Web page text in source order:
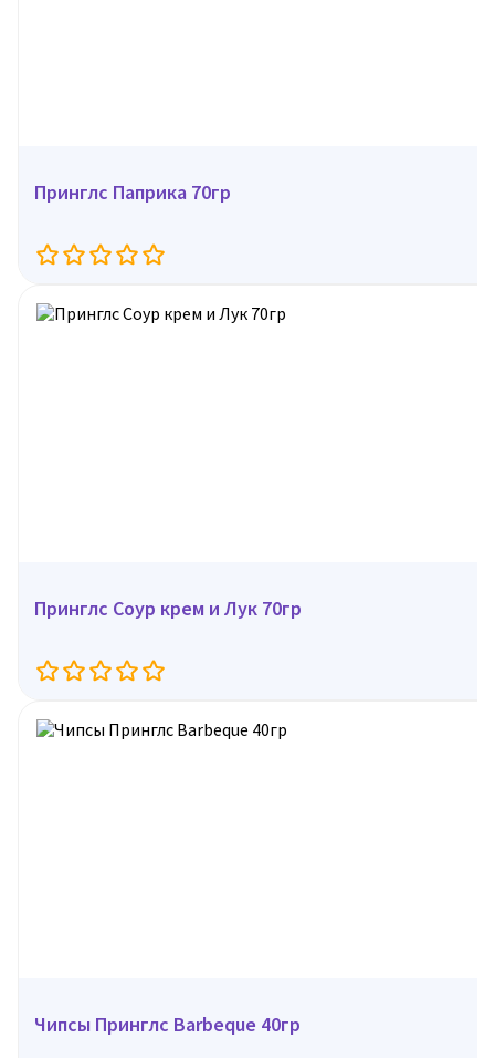
Принглс Паприка 70гр
Принглс Соур крем и Лук 70гр
Чипсы Принглс Barbeque 40гр